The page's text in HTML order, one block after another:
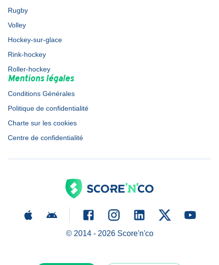
Rugby
Volley
Hockey-sur-glace
Rink-hockey
Roller-hockey
Mentions légales
Conditions Générales
Politique de confidentialité
Charte sur les cookies
Centre de confidentialité
© 2014 - 2026Score'n'co